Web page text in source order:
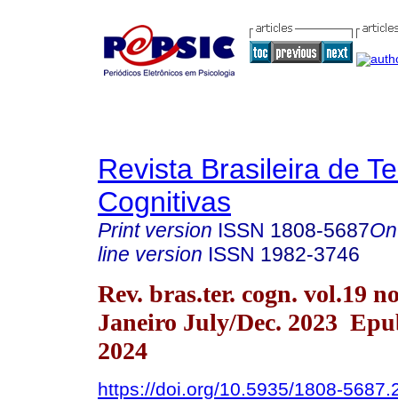
Revista Brasileira de
Cognitivas
Print version ISSN 1808-5687
line version ISSN 1982-3746
Rev. bras.ter. cogn. vol.19
Janeiro July/Dec. 2023
2024
https://doi.org/10.5935/1808-